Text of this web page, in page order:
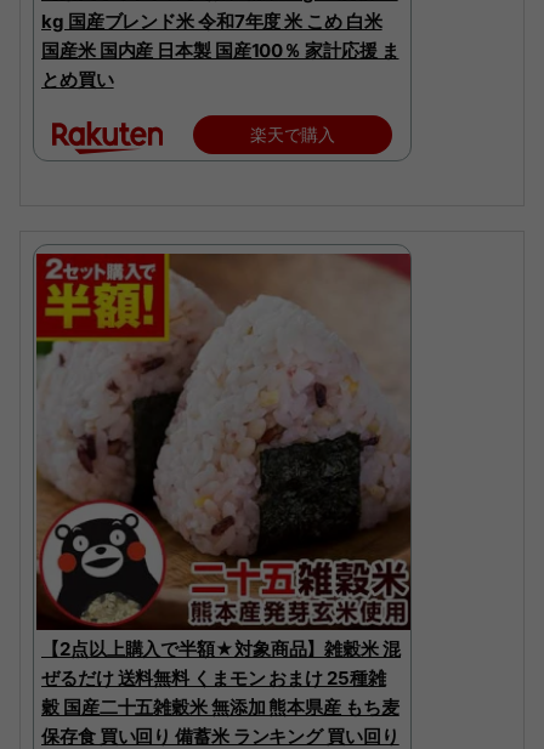
kg 国産ブレンド米 令和7年度 米 こめ 白米
国産米 国内産 日本製 国産100％ 家計応援 ま
とめ買い
楽天で購入
【2点以上購入で半額★対象商品】雑穀米 混
ぜるだけ 送料無料 くまモン おまけ 25種雑
穀 国産二十五雑穀米 無添加 熊本県産 もち麦
保存食 買い回り 備蓄米 ランキング 買い回り